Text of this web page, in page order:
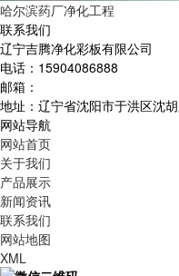
哈尔滨药厂净化工程
联系我们
辽宁吉腾净化彩板有限公司
电话：15904086888
邮箱：
地址：辽宁省沈阳市于洪区沈
网站导航
网站首页
关于我们
产品展示
新闻资讯
联系我们
网站地图
XML